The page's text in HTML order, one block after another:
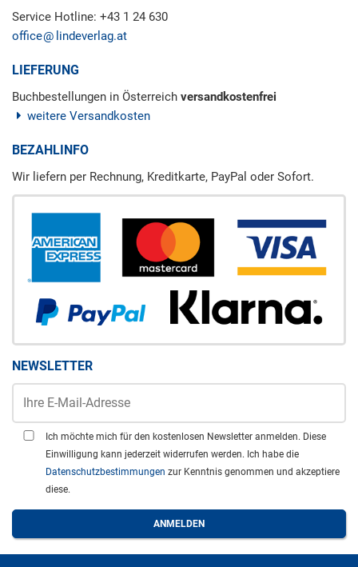
Service Hotline: +43 1 24 630
office
lindeverlag.at
LIEFERUNG
Buchbestellungen in Österreich versandkostenfrei
weitere Versandkosten
BEZAHLINFO
Wir liefern per Rechnung, Kreditkarte, PayPal oder Sofort.
NEWSLETTER
Ich möchte mich für den kostenlosen Newsletter anmelden. Diese
Einwilligung kann jederzeit widerrufen werden. Ich habe die
Datenschutzbestimmungen zur Kenntnis genommen und akzeptiere
diese.